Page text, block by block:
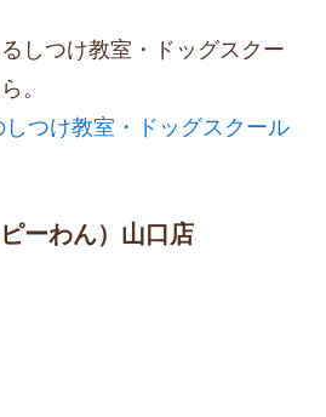
しつけ教室・ドッグスクー
。
つけ教室・ドッグスクール
ーわん）山口店